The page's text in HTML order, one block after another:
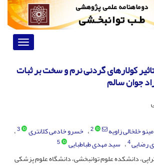
Toggle
کولارهای گردنی نرم و سخت بر ثبات
جوان سالم
مینو خلخالی زاویه 2 خسرو خادمی کلانتری 3
رضایی4 سید مهدی طباطبایی
5
دانشکده علوم توانبخشی، دانشگاه علوم پزشکی